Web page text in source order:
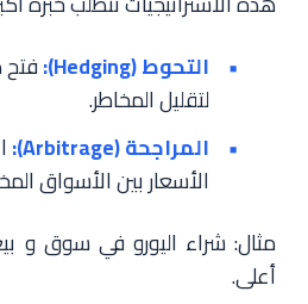
التحوط (Hedging):
لتقليل المخاطر.
المراجحة (Arbitrage):
الأسعار بين الأسواق
مثال: شراء اليورو في سوق و
أعلى.